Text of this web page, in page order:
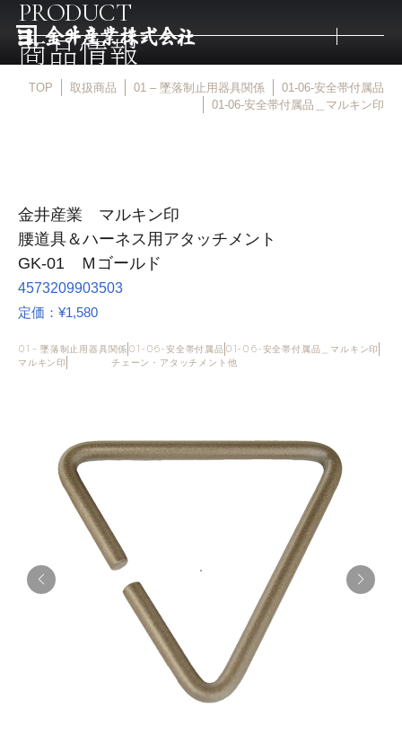
取扱メーカー
金井産業の強み
お知らせ
採用情報
PRODUCT
商品情報
TOP 取扱商品 01 – 墜落制止用器具関係
01-06-安全帯付属品
01-06-安全帯付属品＿マルキン印
金井産業 マルキン印
腰道具＆ハーネス用アタッチメント
GK-01 Ｍゴールド
4573209903503
定価：¥1,580
01 – 墜落制止用器具関係 01-06-安全帯付属品 01-06-安全帯付属品＿マルキン印
マルキン印
チェーン・アタッチメント他